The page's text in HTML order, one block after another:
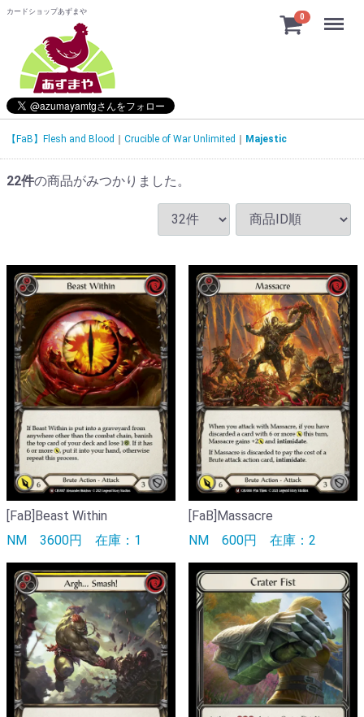
カードショップあずまや
0 Menu
【FaB】Flesh and Blood Crucible of War Unlimited Majestic
22件の商品がみつかりました。
[FaB]Beast Within
NM 3600円 在庫：1
[FaB]Massacre
NM 600円 在庫：2